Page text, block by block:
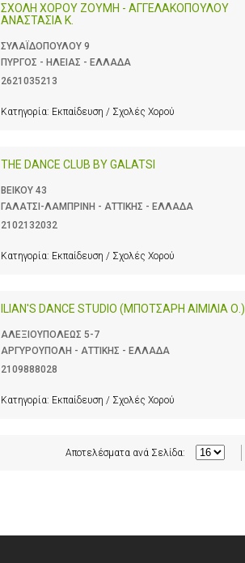
ΣΧΟΛΗ ΧΟΡΟΥ ΖΟΥΜΗ - ΑΓΓΕΛΑΚΟΠΟΥΛΟΥ
ΑΝΑΣΤΑΣΙΑ Κ.
ΣΥΛΑΪΔΟΠΟΥΛΟΥ 9
ΠΥΡΓΟΣ - ΗΛΕΙΑΣ - ΕΛΛΑΔΑ
2621035213
Κατηγορία: Εκπαίδευση / Σχολές Χορού
THE DANCE CLUB BY GALATSI
ΒΕΙΚΟΥ 43
ΓΑΛΑΤΣΙ-ΛΑΜΠΡΙΝΗ - ΑΤΤΙΚΗΣ - ΕΛΛΑΔΑ
2102132032
Κατηγορία: Εκπαίδευση / Σχολές Χορού
ILIAN'S DANCE STUDIO (ΜΠΟΤΣΑΡΗ ΑΙΜΙΛΙΑ Ο.)
ΑΛΕΞΙΟΥΠΟΛΕΩΣ 5-7
ΑΡΓΥΡΟΥΠΟΛΗ - ΑΤΤΙΚΗΣ - ΕΛΛΑΔΑ
2109888028
Κατηγορία: Εκπαίδευση / Σχολές Χορού
Αποτελέσματα ανά Σελίδα: